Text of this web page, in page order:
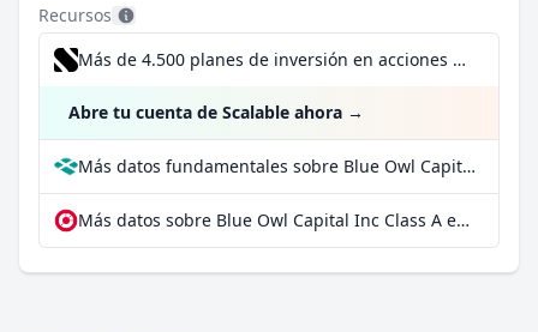
Recursos
Más de 4.500 planes de inversión en acciones desde 1 €
Abre tu cuenta de Scalable ahora →
Más datos fundamentales sobre Blue Owl Capital Inc Class A en Parqet
Más datos sobre Blue Owl Capital Inc Class A en extraETF